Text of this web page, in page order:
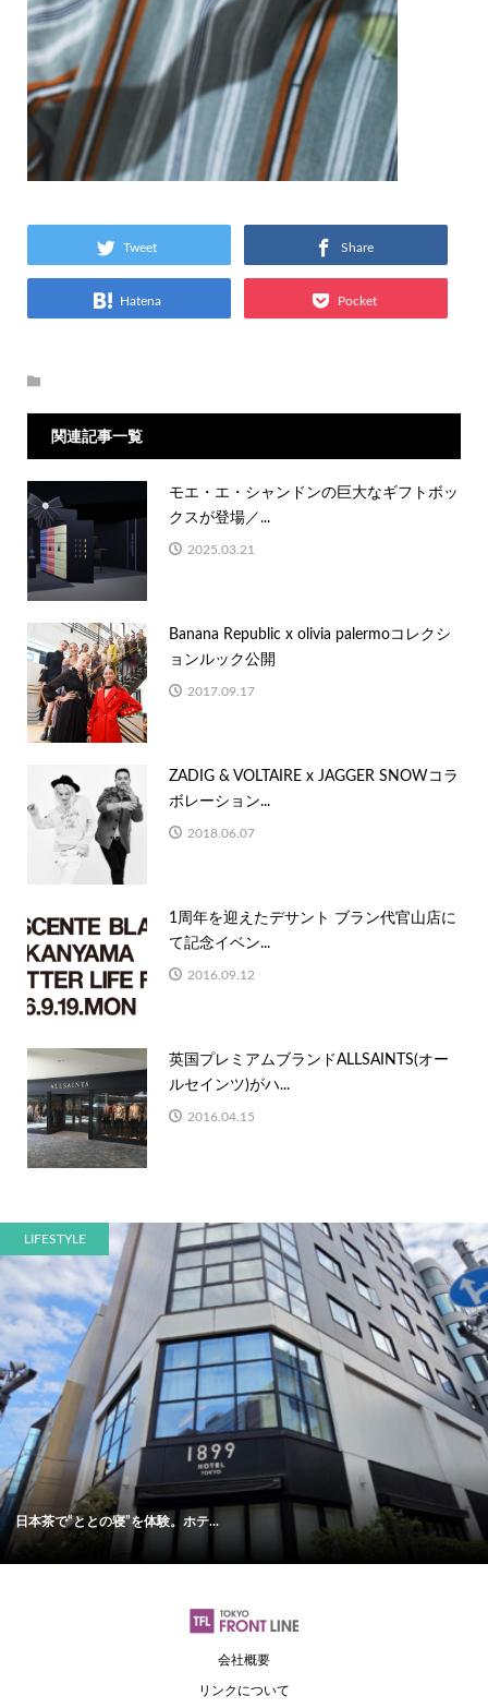
Tweet Share
Hatena Pocket
関連記事一覧
モエ・エ・シャンドンの巨大なギフトボッ
クスが登場／...
2025.03.21
Banana Republic x olivia palermoコレクシ
ョンルック公開
2017.09.17
ZADIG & VOLTAIRE x JAGGER SNOWコラ
ボレーション...
2018.06.07
1周年を迎えたデサント ブラン代官山店に
て記念イベン...
2016.09.12
英国プレミアムブランドALLSAINTS(オー
ルセインツ)がハ...
2016.04.15
LIFESTYLE
日本茶で“ととの寝”を体験。ホテ...
会社概要
リンクについて